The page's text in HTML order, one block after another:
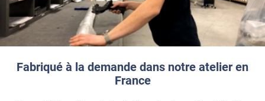
Fabriqué à la demande dans notre atelier en
France